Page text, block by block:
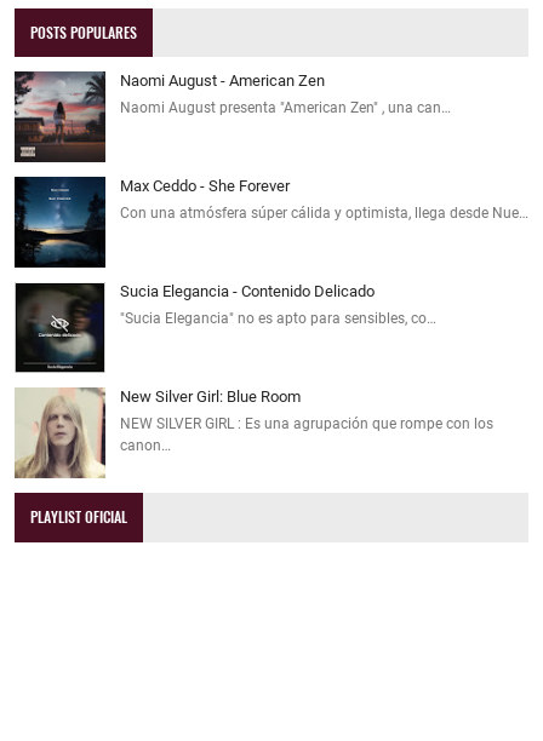
POSTS POPULARES
Naomi August - American Zen
Naomi August presenta "American Zen" , una can…
Max Ceddo - She Forever
Con una atmósfera súper cálida y optimista, llega desde Nue…
Sucia Elegancia - Contenido Delicado
"Sucia Elegancia" no es apto para sensibles, co…
New Silver Girl: Blue Room
NEW SILVER GIRL : Es una agrupación que rompe con los
canon…
PLAYLIST OFICIAL